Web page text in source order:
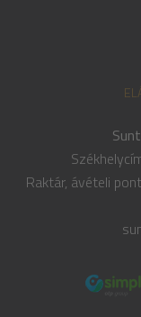
Raktár, ávételi